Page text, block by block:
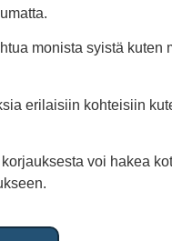
monista syistä
erilaisiin kohteisiin
voi hakea